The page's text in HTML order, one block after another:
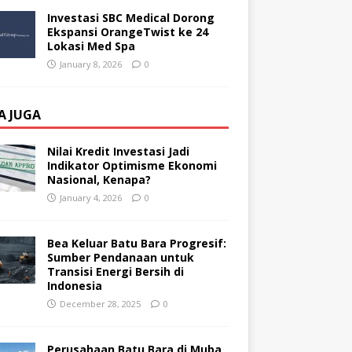
Investasi SBC Medical Dorong
Ekspansi OrangeTwist ke 24
Lokasi Med Spa
January 8, 2026 0
JUGA
Nilai Kredit Investasi Jadi
Indikator Optimisme Ekonomi
Nasional, Kenapa?
January 4, 2026 0
Bea Keluar Batu Bara Progresif:
Sumber Pendanaan untuk
Transisi Energi Bersih di
Indonesia
December 28, 2025 0
Perusahaan Batu Bara di Muba